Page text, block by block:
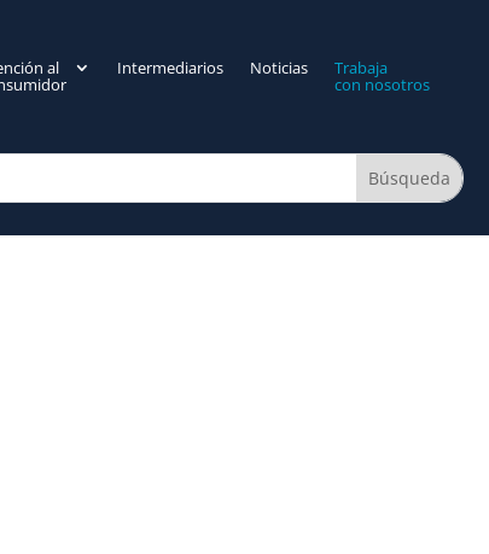
al Intermediarios Noticias Trabaja
con nosotros